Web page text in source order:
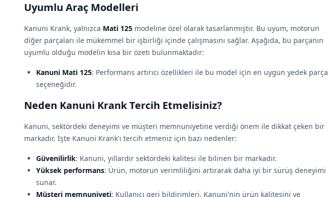
Uyumlu Araç Modelleri
Kanuni Krank, yalnızca Mati 125 modeline özel olarak tasarlanmıştır. Bu uyum, motorun
diğer parçaları ile mükemmel bir işbirliği içinde çalışmasını sağlar. Aşağıda, bu parçanın
uyumlu olduğu modelin kısa bir özeti bulunmaktadır:
Kanuni Mati 125: Performans artırıcı özellikleri ile bu model için en uygun yedek parça
seçeneğidir.
Neden Kanuni Krank Tercih Etmelisiniz?
Kanuni, sektördeki deneyimi ve müşteri memnuniyetine verdiği önem ile dikkat çeken bir
markadır. İşte Kanuni Krank'ı tercih etmeniz için bazı nedenler:
Güvenilirlik: Kanuni, yıllardır sektördeki kalitesi ile bilinen bir markadır.
Yüksek performans: Ürün, motorun verimliliğini artırarak daha iyi bir sürüş deneyimi
sunar.
Müşteri memnuniyeti: Kullanıcı geri bildirimleri, Kanuni'nin ürün kalitesini ve